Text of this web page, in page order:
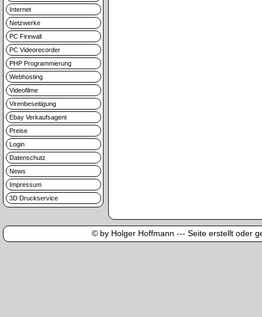
Internet
Netzwerke
PC Firewall
PC Videorecorder
PHP Programmierung
Webhosting
Videofilme
Virenbeseitigung
Ebay Verkaufsagent
Preise
Login
Datenschutz
News
Impressum
3D Druckservice
© by Holger Hoffmann --- Seite erstellt oder